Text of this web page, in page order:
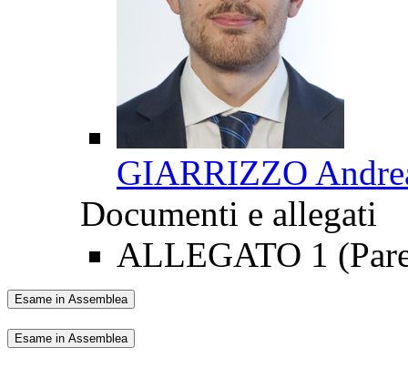
GIARRIZZO
Documenti e allegati
ALLEGATO 1
Esame in Assemblea
Esame in Assemblea